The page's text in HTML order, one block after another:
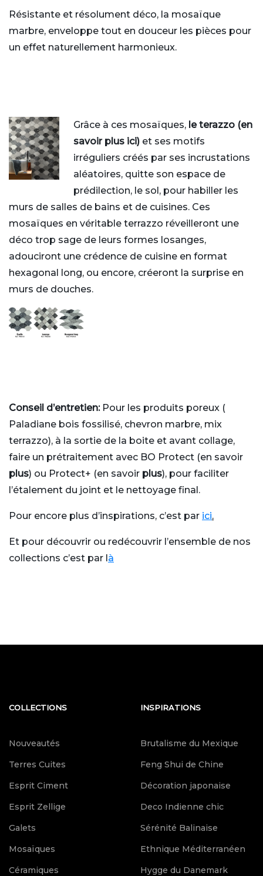
Résistante et résolument déco, la mosaïque
marbre, enveloppe tout en douceur les pièces pour
un effet naturellement harmonieux.
Grâce à ces mosaïques, le terazzo (en
savoir plus ici) et ses motifs
irréguliers créés par ses incrustations
aléatoires, quitte son espace de
prédilection, le sol, pour habiller les
murs de salles de bains et de cuisines. Ces
mosaïques en véritable terrazzo réveilleront une
déco trop sage de leurs formes losanges,
adouciront une crédence de cuisine en format
hexagonal long, ou encore, créeront la surprise en
murs de douches.
Conseil d’entretien: Pour les produits poreux (
Paladiane bois fossilisé, chevron marbre, mix
terrazzo), à la sortie de la boite et avant collage,
faire un prétraitement avec BO Protect (en savoir
plus) ou Protect+ (en savoir plus), pour faciliter
l’étalement du joint et le nettoyage final.
Pour encore plus d’inspirations, c’est par ici.
Et pour découvrir ou redécouvrir l’ensemble de nos
collections c’est par là
COLLECTIONS
Nouveautés
Terres Cuites
Esprit Ciment
Esprit Zellige
Galets
Mosaïques
Céramiques
INSPIRATIONS
Brutalisme du Mexique
Feng Shui de Chine
Décoration japonaise
Deco Indienne chic
Sérénité Balinaise
Ethnique Méditerranéen
Hygge du Danemark